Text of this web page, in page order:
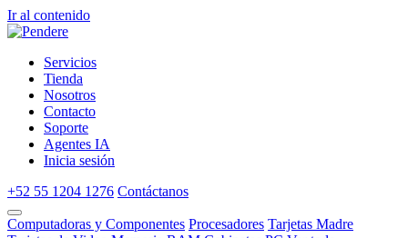
Ir al contenido
Servicios
Tienda
Nosotros
Contacto
Soporte
Agentes IA
Inicia sesión
+52 55 1204 1276 Contáctanos
Computadoras y Componentes Procesadores Tarjetas Madre